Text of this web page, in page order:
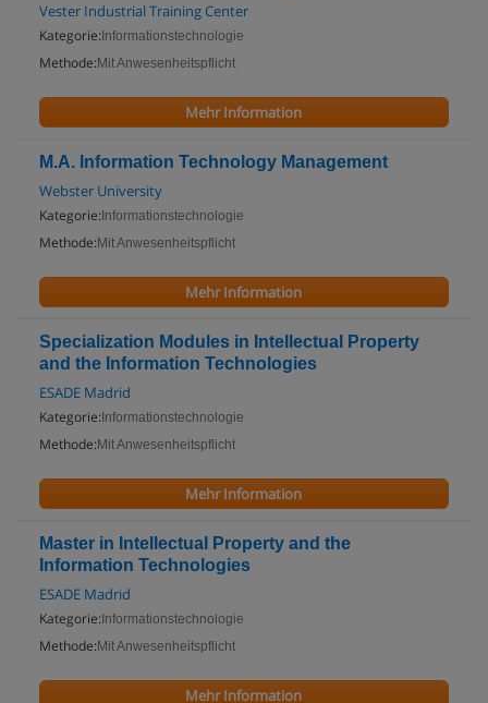
Vester Industrial Training Center
Kategorie: Informationstechnologie
Methode: Mit Anwesenheitspflicht
Mehr Information
M.A. Information Technology Management
Webster University
Kategorie: Informationstechnologie
Methode: Mit Anwesenheitspflicht
Mehr Information
Specialization Modules in Intellectual Property
and the Information Technologies
ESADE Madrid
Kategorie: Informationstechnologie
Methode: Mit Anwesenheitspflicht
Mehr Information
Master in Intellectual Property and the
Information Technologies
ESADE Madrid
Kategorie: Informationstechnologie
Methode: Mit Anwesenheitspflicht
Mehr Information